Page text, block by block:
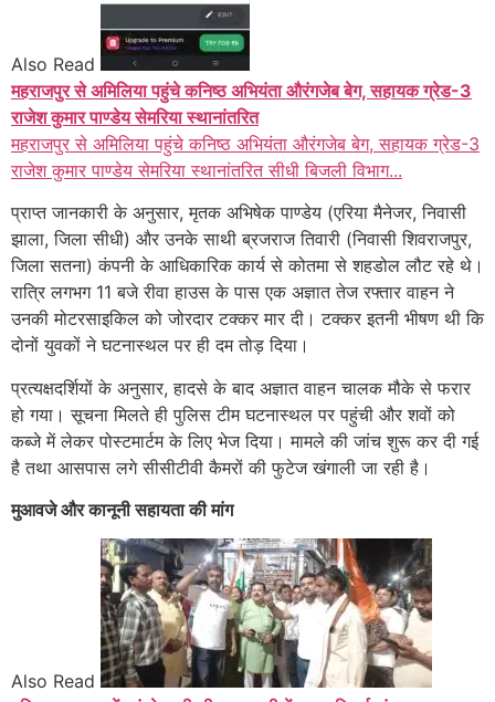
Also Read
महराजपुर से अमिलिया पहुंचे कनिष्ठ अभियंता औरंगजेब बेग, सहायक ग्रेड-3
राजेश कुमार पाण्डेय सेमरिया स्थानांतरित
महराजपुर से अमिलिया पहुंचे कनिष्ठ अभियंता औरंगजेब बेग, सहायक ग्रेड-3
राजेश कुमार पाण्डेय सेमरिया स्थानांतरित सीधी बिजली विभाग...
प्राप्त जानकारी के अनुसार, मृतक अभिषेक पाण्डेय (एरिया मैनेजर, निवासी
झाला, जिला सीधी) और उनके साथी ब्रजराज तिवारी (निवासी शिवराजपुर,
जिला सतना) कंपनी के आधिकारिक कार्य से कोतमा से शहडोल लौट रहे थे।
रात्रि लगभग 11 बजे रीवा हाउस के पास एक अज्ञात तेज रफ्तार वाहन ने
उनकी मोटरसाइकिल को जोरदार टक्कर मार दी। टक्कर इतनी भीषण थी कि
दोनों युवकों ने घटनास्थल पर ही दम तोड़ दिया।
प्रत्यक्षदर्शियों के अनुसार, हादसे के बाद अज्ञात वाहन चालक मौके से फरार
हो गया। सूचना मिलते ही पुलिस टीम घटनास्थल पर पहुंची और शवों को
कब्जे में लेकर पोस्टमार्टम के लिए भेज दिया। मामले की जांच शुरू कर दी गई
है तथा आसपास लगे सीसीटीवी कैमरों की फुटेज खंगाली जा रही है।
मुआवजे और कानूनी सहायता की मांग
Also Read